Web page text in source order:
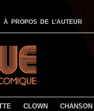
À PROPOS DE L’AUTEUR
CLOWN CHANSON